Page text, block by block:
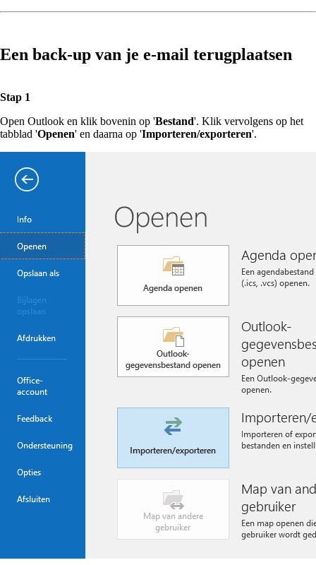
Een back-up van je e-mail terugplaatsen
Stap 1
Open Outlook en klik bovenin op 'Bestand'. Klik vervolgens op het
tabblad 'Openen' en daarna op 'Importeren/exporteren'.